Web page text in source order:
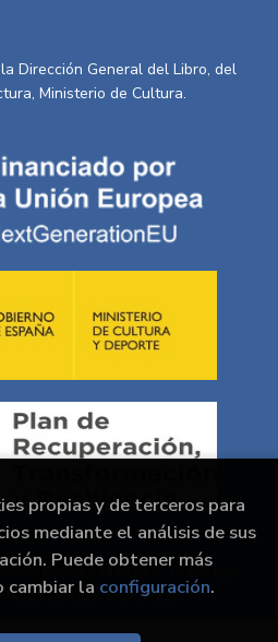
Dirección General del Libro, del
Ministerio de Cultura.
Kokoro Mangas. Todos los
|Grupo Trevenque
propias y de terceros para
mediante el análisis de sus
Puede obtener más
cambiar la configuración.